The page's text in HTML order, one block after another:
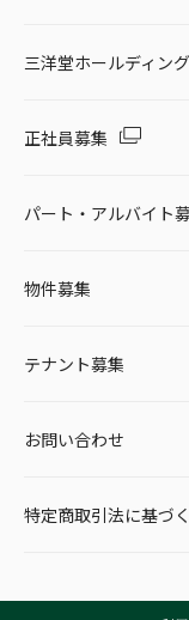
三洋堂ホールディン
正社員募集
パート・アルバイト
物件募集
テナント募集
お問い合わせ
特定商取引法に基づ